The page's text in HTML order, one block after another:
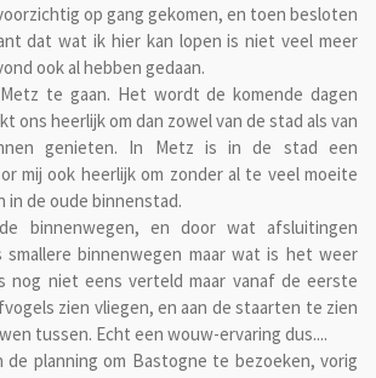
op gang gekomen, en toen besloten
dat wat ik hier kan lopen is niet veel meer
ook al hebben gedaan.
te gaan. Het wordt de komende dagen
ons heerlijk om dan zowel van de stad als van
genieten. In Metz is in de stad een
mij ook heerlijk om zonder al te veel moeite
in de oude binnenstad.
binnenwegen, en door wat afsluitingen
binnenwegen maar wat is het weer
nog niet eens verteld maar vanaf de eerste
zien vliegen, en aan de staarten te zien
tussen. Echt een wouw-ervaring dus....
de planning om Bastogne te bezoeken, vorig